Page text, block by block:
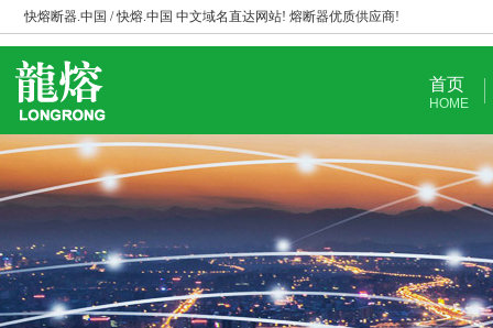
快熔断器.中国 / 快熔.中国 中文域名直达网站! 熔断器优质供应商!
首页
HOME